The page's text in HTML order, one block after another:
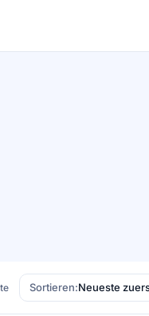
Sortieren: